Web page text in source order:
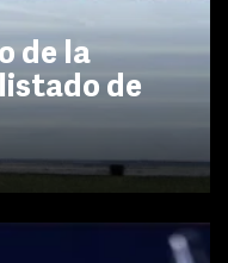
de la
de